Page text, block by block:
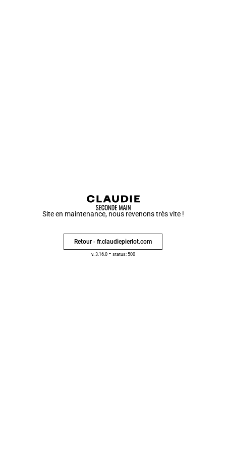
Site en maintenance, nous revenons très vite !
Retour - fr.claudiepierlot.com
v. 3.16.0- status: 500